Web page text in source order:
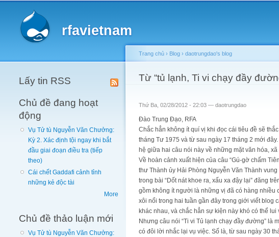
rfavietnam
Lấy tin RSS
Chủ đề đang hoạt
động
Vụ Tử tù Nguyễn Văn Chưởng:
Kỳ 2. Xác định tội ngay khi bắt
đầu giai đoạn điều tra (tiếp
theo)
Cái chết Gaddafi cảnh tỉnh
những kẻ độc tài
More
Chủ đề thảo luận mới
Vụ Tử tù Nguyễn Văn Chưởng:
You are here
Trang chủ › Blog › daotrungdao's blog
Từ “tủ lạnh, Ti vi chạy đầy
Thứ Ba, 02/28/2012 - 22:03 — daotrungdao
Đào Trung Đạo, RFA
Chắc hẳn không ít quí vị khi đọc cái tiêu đề sẽ
tháng Tư 1975 và từ sau ngày 17 tháng 2 mới
hệ giữa hai câu nói này về những mặt văn hóa, xã
Về hoàn cảnh xuất hiện của câu “Gú-gờ chấm
thư Thành ủy Hải Phòng Nguyễn Văn Thành
trong bài “Dốt nát khoe ra, xấu xa đậy lại” đăng
gồm không ít người là những vị đã có hàng nhiều
xôi nổi trong hai tuần gần đây trong giới viết
khác nhau, và chắc hẳn sự kiện này khó có thể
Nhưng câu nói “Ti vi Tủ lạnh chạy đầy đường” là
có đôi lời nhắc lại vụ việc. Số là, từ sau ngày 30